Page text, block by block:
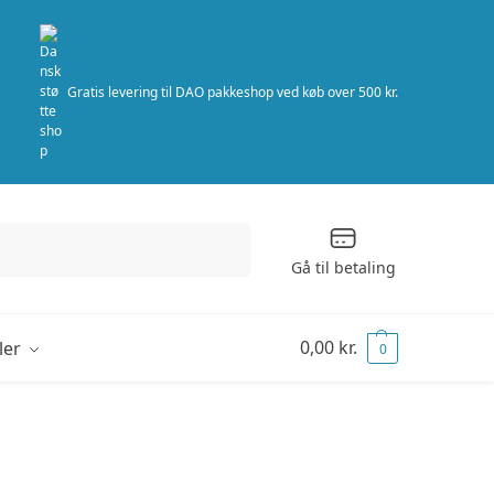
Gratis levering til DAO pakkeshop ved køb over 500 kr.
Gå til betaling
0,00 kr. 0